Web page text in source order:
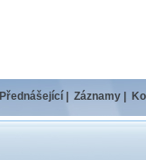
Přednášející Záznamy